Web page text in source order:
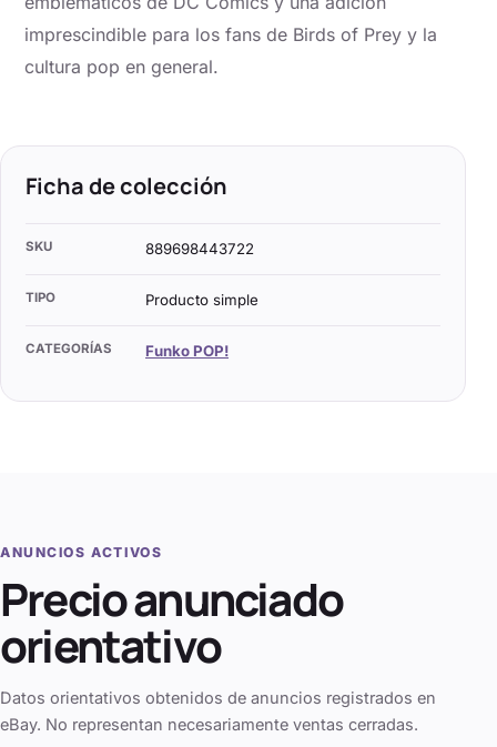
imprescindible para los fans de Birds of Prey y la
cultura pop en general.
Ficha de colección
SKU 889698443722
TIPO Producto simple
CATEGORÍAS Funko POP!
ANUNCIOS ACTIVOS
Precio anunciado
orientativo
Datos orientativos obtenidos de anuncios registrados en
eBay. No representan necesariamente ventas cerradas.